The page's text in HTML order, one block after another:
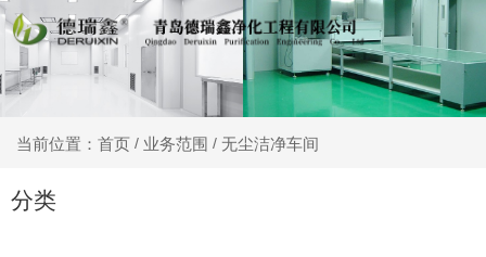
当前位置：首页 / 业务范围 / 无尘洁净车间
分类